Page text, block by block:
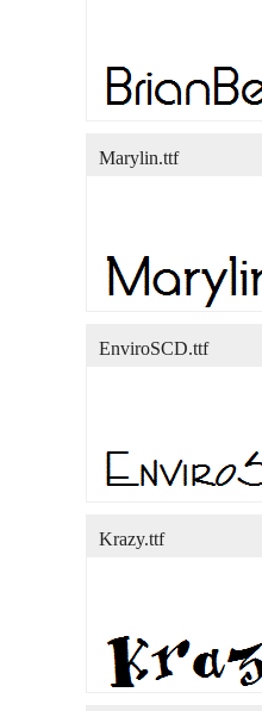
Marylin.ttf
EnviroSCD.ttf
Krazy.ttf